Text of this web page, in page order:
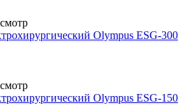
Olympus ESG-300
Olympus ESG-150